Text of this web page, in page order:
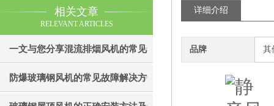
相关文章
RELEVANT ARTICLES
一文与您分享混流排烟风机的常见
故障相应解决方法
防爆玻璃钢风机的常见故障解决方
详细介绍
品牌 其